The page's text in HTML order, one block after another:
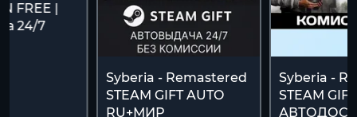
FREE |
24/7
Syberia - Remastered
STEAM GIFT AUTO
RU+МИР
Syberia -
STEAM GIFT